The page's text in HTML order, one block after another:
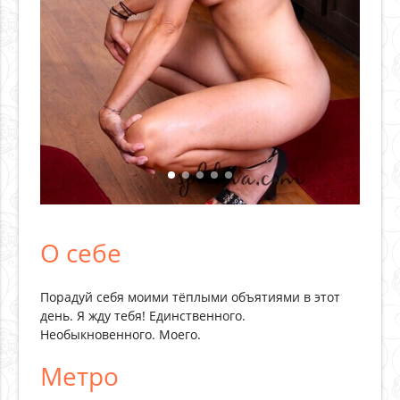
О себе
Порадуй себя моими тёплыми объятиями в этот
день. Я жду тебя! Единственного.
Необыкновенного. Моего.
Метро